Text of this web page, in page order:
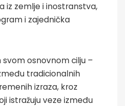
iz zemlje i inostranstva,
i zajednička
osnovnom cilju –
tradicionalnih
izraza, kroz
istražuju veze između